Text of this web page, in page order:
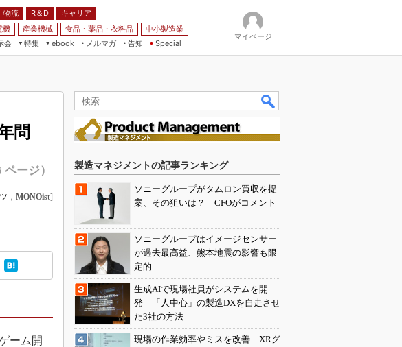
物流 R＆D
キャリア
機 産業機械 食品・薬品・衣料品
中小製造業
会
特集
ebook
メルマガ
告知 Special
マイページ
問
ページ）
， MONOist]
ーム開
製造マネジメントの記事ランキング
ソニーグループがタムロン買収を提
案、その狙いは？ CFOがコメント
ソニーグループはイメージセンサー
が過去最高益、熊本地震の影響も限
定的
生成AIで現場社員がシステムを開
発 「人中心」の製造DXを自走させ
た3社の方法
現場の作業効率やミスを改善 XRグ